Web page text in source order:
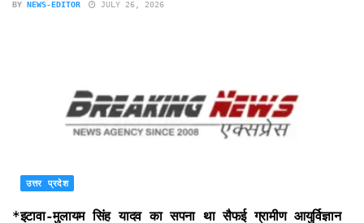
BY NEWS-EDITOR JULY 26, 2026
उत्तर प्रदेश
*इटावा-मुलायम सिंह यादव का सपना था सैफई ग्रामीण आयुर्विज्ञान